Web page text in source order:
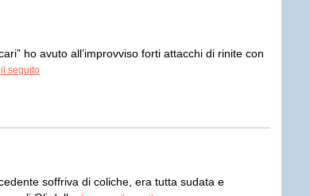
ho avuto all’improvviso forti attacchi di rinite con
seguito
soffriva di coliche, era tutta sudata e